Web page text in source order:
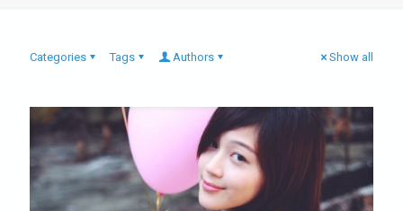
Categories Tags Authors Show all